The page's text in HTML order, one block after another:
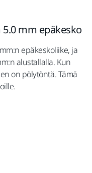
5.0 mm epäkesko
epäkeskoliike, ja
alustallalla. Kun
on pölytöntä. Tämä